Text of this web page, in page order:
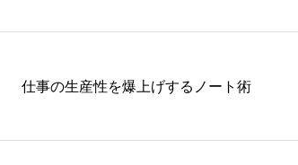
仕事の生産性を爆上げするノート術